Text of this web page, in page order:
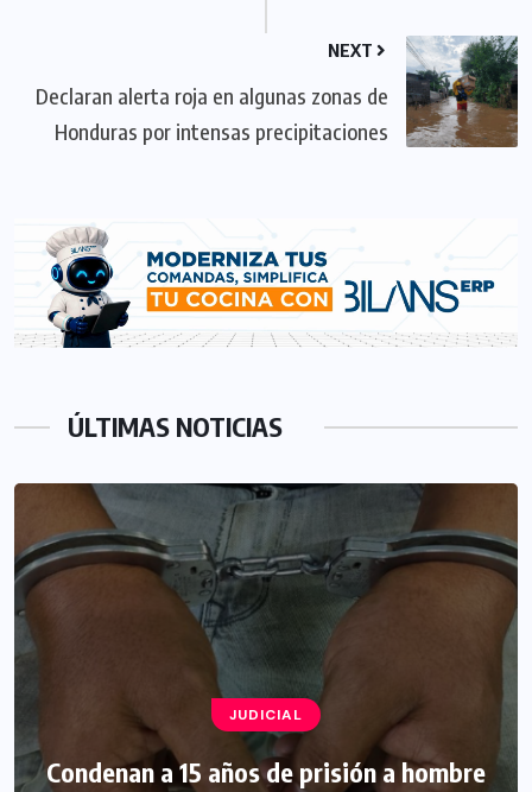
NEXT
Declaran alerta roja en algunas zonas de
Honduras por intensas precipitaciones
ÚLTIMAS NOTICIAS
JUDICIAL
Condenan a 15 años de prisión a hombre